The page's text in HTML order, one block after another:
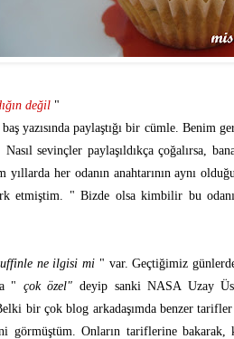
değil "
yazısında paylaştığı bir cümle. Benim
sevinçler paylaşıldıkça çoğalırsa,
yıllarda her odanın anahtarının aynı
etmiştim. " Bizde olsa kimbilir bu
ne ilgisi mi " var. Geçtiğimiz
" çok özel" deyip sanki NASA Uzay
bir çok blog arkadaşımda benzer tarifler
görmüştüm. Onların tariflerine bakarak,